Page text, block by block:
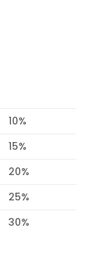
10%
15%
20%
25%
30%